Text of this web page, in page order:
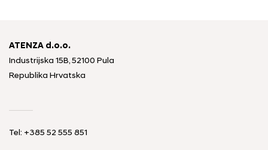
ATENZA d.o.o.
Industrijska 15B, 52100 Pula
Republika Hrvatska
Tel: +385 52 555 851